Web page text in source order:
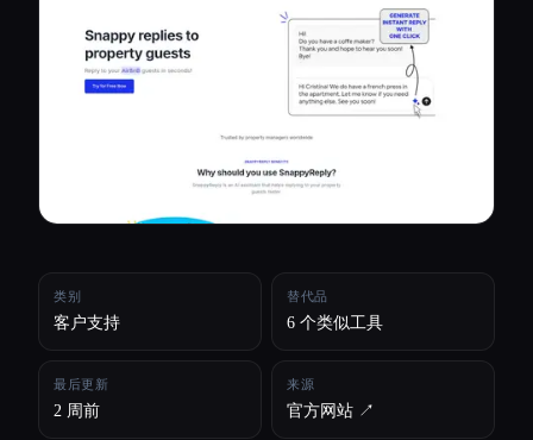
比较工具
类别
客户支持
替代品
6 个类似工具
最后更新
2 周前
来源
官方网站 ↗︎